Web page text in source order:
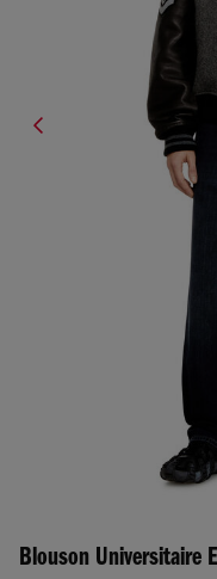
Blouson Universitaire